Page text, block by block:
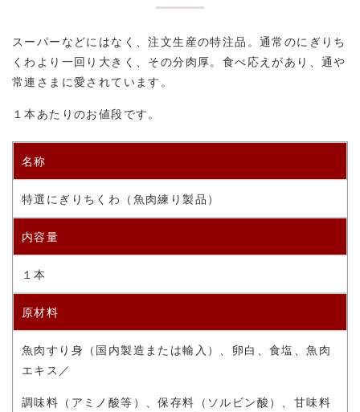
スーパーなどにはなく、注文生産の特注品。通常のにぎりち
くわより一回り大きく、その分肉厚。食べ応えがあり、通や
常連さまに愛されています。
１本あたりのお値段です。
名称
特選にぎりちくわ （ 魚肉練り製品）
内容量
１本
原材料
魚肉すり身（国内製造または輸入）、卵白、食塩、魚肉
エキス／
調味料（アミノ酸等）、保存料（ソルビン酸）、甘味料